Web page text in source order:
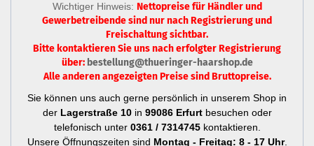
Wichtiger Hinweis: Nettopreise für Händler und
Gewerbetreibende sind nurnach Registrierungund
Freischaltung sichtbar.
Bitte kontaktieren Sie uns nach erfolgter Registrierung
über: bestellung@thueringer-haarshop.de
Alle anderen angezeigten Preise sind Bruttopreise.
Sie können uns auch gerne persönlich in unserem Shop in
der Lagerstraße 10in 99086 Erfurtbesuchen oder
telefonisch unter 0361 / 7314745kontaktieren.
Unsere Öffnungszeiten sind Montag - Freitag: 8 - 17 Uhr.